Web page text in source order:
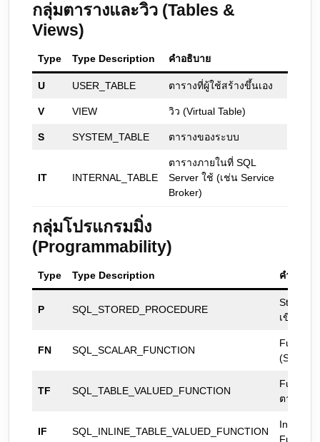
กลุ่มตารางและวิว (Tables &
Views)
Type Type Description คำอธิบาย
U USER_TABLE ตารางที่ผู้ใช้สร้างขึ้นเอง
V VIEW วิว (Virtual Table)
S SYSTEM_TABLE ตารางของระบบ
IT INTERNAL_TABLE
ตารางภายในที่ SQL
Server ใช้ (เช่น Service
Broker)
กลุ่มโปรแกรมมิ่ง
(Programmability)
Type Type Description คำอธิบา
P SQL_STORED_PROCEDURE
Stored
เขียนด้ว
FN SQL_SCALAR_FUNCTION
(Scalar)
TF SQL_TABLE_VALUED_FUNCTION
ตาราง
IF SQL_INLINE_TABLE_VALUED_FUNCTION
Inline
Function